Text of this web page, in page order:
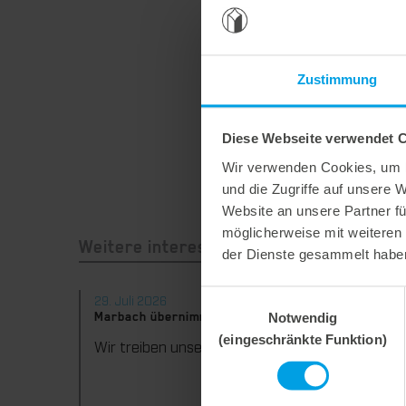
Zustimmung
Diese Webseite verwendet
Wir verwenden Cookies,
und die Zugriffe auf unsere
Website an unsere Partner
möglicherweise mit
der Dienste gesammelt
Notwendig
(eingeschränkte Funktion)
Weitere interessante Neuigkeiten
29. Juli 2026
Marbach übernimmt Verantwortung.
Wir treiben unser Engagement für Nachhaltigkeit konsequent weiter voran. Mit der Veröffentlichung des vierten Nachhaltigkeitsberichts dokumentieren wir erneut unsere Fortschritte auf dem Weg zu einer nachhaltigen Unternehmensführung.